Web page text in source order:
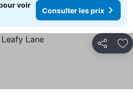
voir
Consulter les prix
Partager